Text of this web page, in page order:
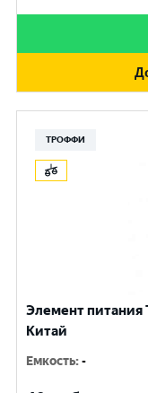
ТРОФФИ
Элемент питания
Китай
Емкость:-